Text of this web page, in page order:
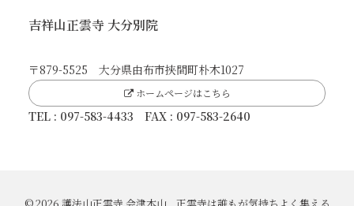
吉祥山正雲寺 大分別院
〒879-5525 大分県由布市挾間町朴木1027
ホームページはこちら
TEL : 097-583-4433 FAX : 097-583-2640